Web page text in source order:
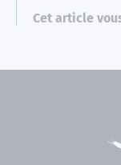
Cet article